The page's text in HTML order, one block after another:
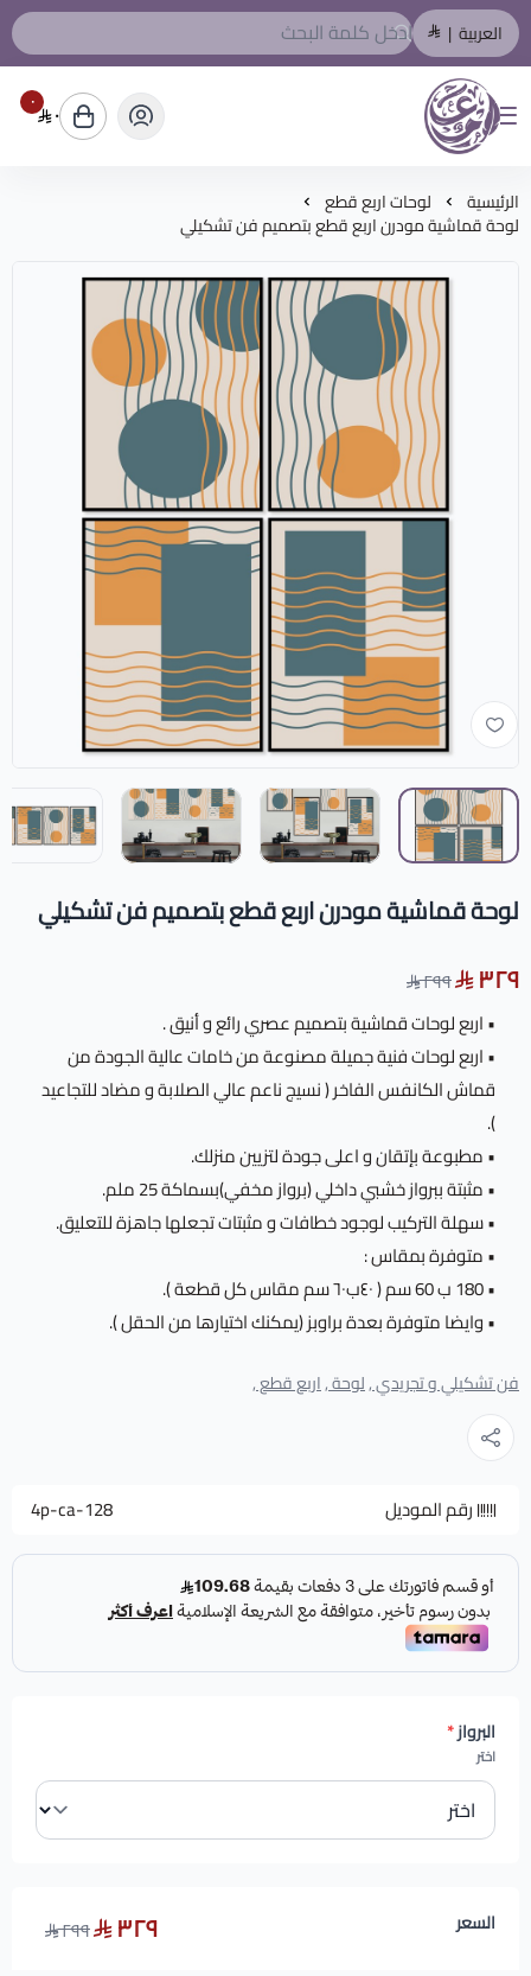
العربية |
المصمم العربي
٠ ٠
الرئيسية لوحات اربع قطع
لوحة قماشية مودرن اربع قطع بتصميم فن تشكيلي
لوحة قماشية مودرن اربع قطع بتصميم فن تشكيلي
٣٢٩
٢٩٩
• اربع لوحات قماشية بتصميم عصري رائع و أنيق .
• اربع لوحات فنية جميلة مصنوعة من خامات عالية الجودة من
قماش الكانفس الفاخر ( نسيج ناعم عالي الصلابة و مضاد للتجاعيد
).
• مطبوعة بإتقان و اعلى جودة لتزيين منزلك.
• مثبتة ببرواز خشبي داخلي (برواز مخفي)بسماكة 25 ملم.
• سهلة التركيب لوجود خطافات و مثبتات تجعلها جاهزة للتعليق.
• متوفرة بمقاس :
• 180 ب 60 سم ( ٤٠ب٦٠ سم مقاس كل قطعة ).
• وايضا متوفرة بعدة براوبز (يمكنك اختيارها من الحقل ).
فن تشكيلي و تجريدي ,لوحة ,اربع قطع ,
رقم الموديل 4p-ca-128
البرواز*
اختر
السعر ٣٢٩ ٢٩٩